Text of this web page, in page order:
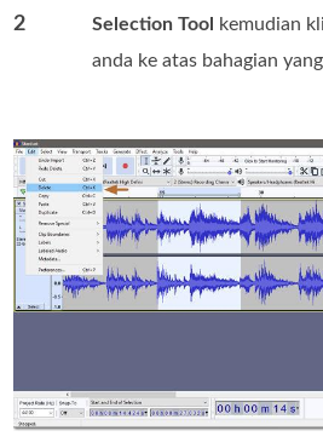
2
Selection Tool
kemudian
anda ke atas bahagian